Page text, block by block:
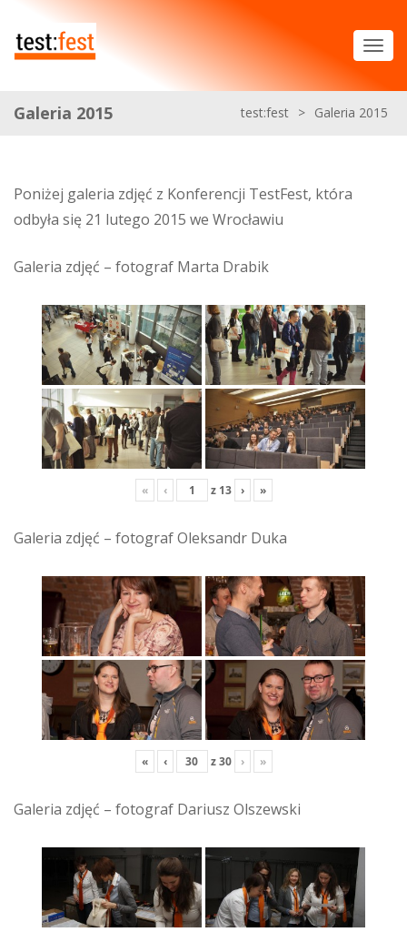
Galeria 2015 test:fest > Galeria 2015
Poniżej galeria zdjęć z Konferencji TestFest, która
odbyła się 21 lutego 2015 we Wrocławiu
Galeria zdjęć – fotograf Marta Drabik
« ‹ z 13 › »
Galeria zdjęć – fotograf Oleksandr Duka
« ‹ z30 › »
Galeria zdjęć – fotograf Dariusz Olszewski